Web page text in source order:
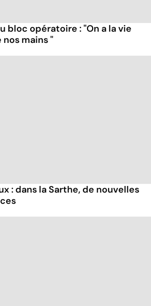
bloc opératoire : "On a la vie
mains "
: dans la Sarthe, de nouvelles